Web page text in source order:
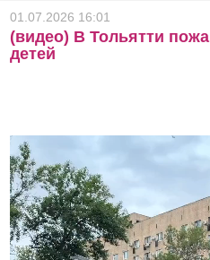
01.07.2026 16:01
(видео) В Тольятти
детей